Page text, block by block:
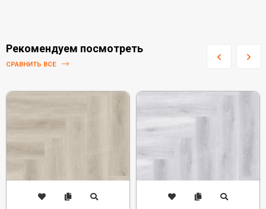
Рекомендуем посмотреть
СРАВНИТЬ ВСЕ